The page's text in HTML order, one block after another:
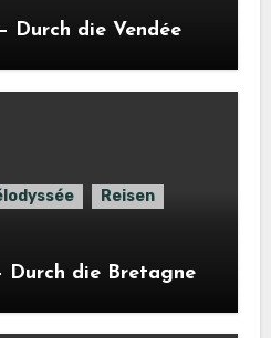
Durch die Vendée
Reisen
Durch die Bretagne